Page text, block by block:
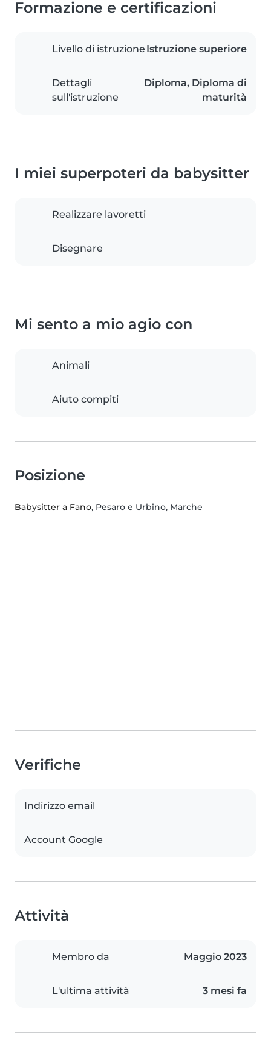
Formazione e certificazioni
Livello di istruzione Istruzione superiore
Dettagli
sull'istruzione
Diploma, Diploma di
maturità
I miei superpoteri da babysitter
Realizzare lavoretti
Disegnare
Mi sento a mio agio con
Animali
Aiuto compiti
Posizione
Babysitter a Fano, Pesaro e Urbino, Marche
Verifiche
Indirizzo email
Account Google
Attività
Membro da Maggio 2023
L'ultima attività 3 mesi fa